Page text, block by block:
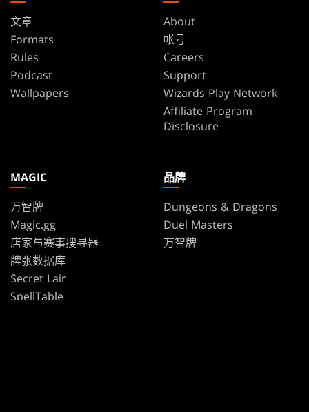
文章
Formats
Rules
Podcast
Wallpapers
About
帐号
Careers
Support
Wizards Play Network
Affiliate Program
Disclosure
MAGIC
万智牌
Magic.gg
店家与赛事搜寻器
牌张数据库
Secret Lair
SpellTable
品牌
Dungeons & Dragons
Duel Masters
万智牌